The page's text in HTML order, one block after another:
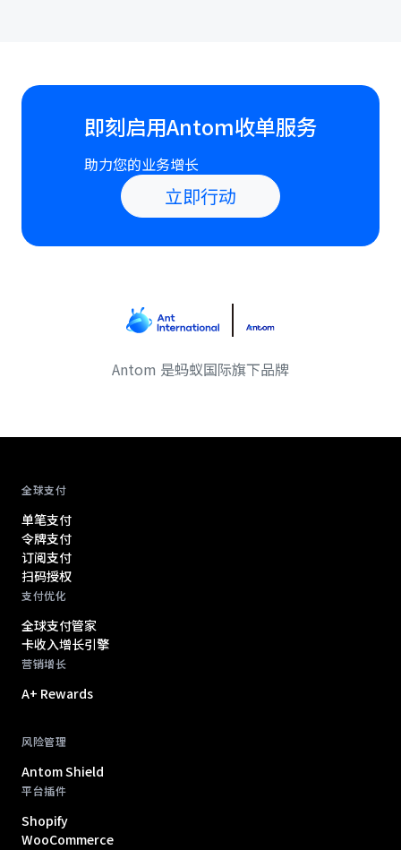
即刻启用Antom收单服务
助力您的业务增长
立即行动
Antom 是蚂蚁国际旗下品牌
全球支付
单笔支付
令牌支付
订阅支付
扫码授权
支付优化
全球支付管家
卡收入增长引擎
营销增长
A+ Rewards
风险管理
Antom Shield
平台插件
Shopify
WooCommerce